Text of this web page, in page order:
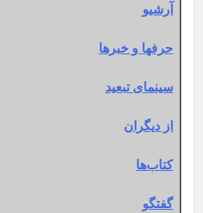
آرشیو
حرفها و خبرها
سینمای تبعید
از دیگران
کتاب‌ها
گفتگو